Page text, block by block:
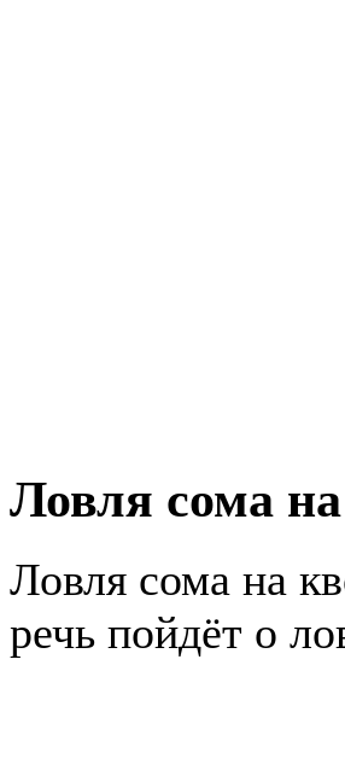
Ловля сома
Ловля сома на
речь пойдёт о